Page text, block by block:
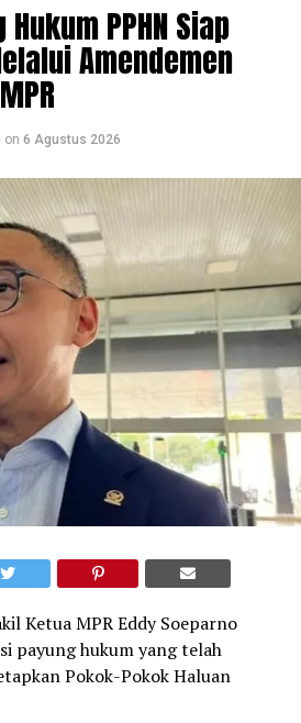
PPHN Siap
Amendemen
on 6 Agustus 2026
Ketua MPR Eddy Soeparno
payung hukum yang telah
Pokok-Pokok Haluan